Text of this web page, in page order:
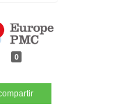
0